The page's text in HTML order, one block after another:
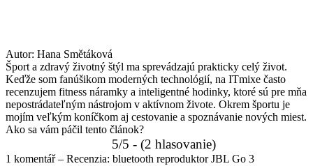
Autor: Hana Smětáková
Šport a zdravý životný štýl ma sprevádzajú prakticky celý život.
Keďže som fanúšikom moderných technológií, na ITmixe často
recenzujem fitness náramky a inteligentné hodinky, ktoré sú pre mňa
nepostrádateľným nástrojom v aktívnom živote. Okrem športu je
mojím veľkým koníčkom aj cestovanie a spoznávanie nových miest.
Ako sa vám páčil tento článok?
5/5 - (2 hlasovanie)
1 komentář – Recenzia: bluetooth reproduktor JBL Go 3